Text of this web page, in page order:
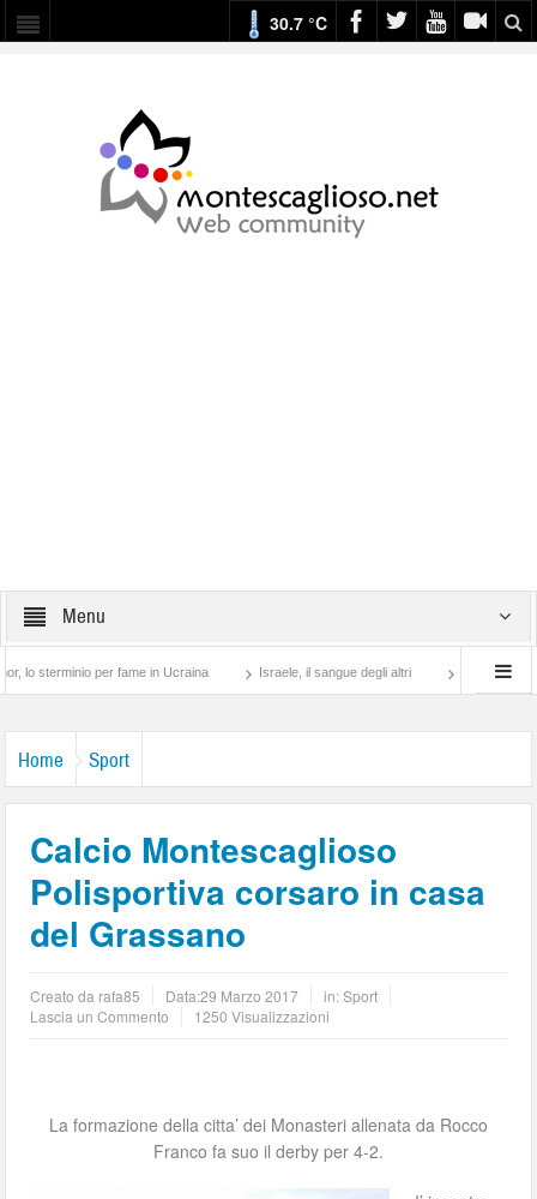
30.7 °C
Menu
per fame in Ucraina Israele, il sangue degli altri Lotta di classe… tra
Home Sport
Calcio Montescaglioso
Polisportiva corsaro in casa
del Grassano
Creato da rafa85 Data:29 Marzo 2017 in:Sport
Lascia un Commento
1250 Visualizzazioni
La formazione della citta’ dei Monasteri allenata da Rocco
Franco fa suo il derby per 4-2.